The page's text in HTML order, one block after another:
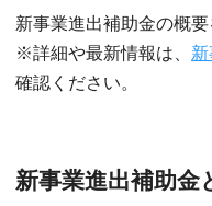
新事業進出補助金の概
※詳細や最新情報は、
確認ください。
新事業進出補助金